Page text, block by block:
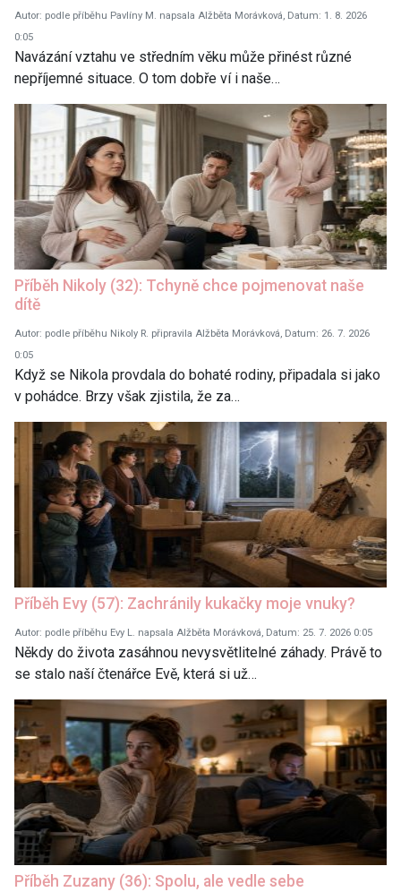
Autor: podle příběhu Pavlíny M. napsala Alžběta Morávková, Datum: 1. 8. 2026
0:05
Navázání vztahu ve středním věku může přinést různé
nepříjemné situace. O tom dobře ví i naše…
Příběh Nikoly (32): Tchyně chce pojmenovat naše
dítě
Autor: podle příběhu Nikoly R. připravila Alžběta Morávková, Datum: 26. 7. 2026
0:05
Když se Nikola provdala do bohaté rodiny, připadala si jako
v pohádce. Brzy však zjistila, že za…
Příběh Evy (57): Zachránily kukačky moje vnuky?
Autor: podle příběhu Evy L. napsala Alžběta Morávková, Datum: 25. 7. 2026 0:05
Někdy do života zasáhnou nevysvětlitelné záhady. Právě to
se stalo naší čtenářce Evě, která si už…
Příběh Zuzany (36): Spolu, ale vedle sebe